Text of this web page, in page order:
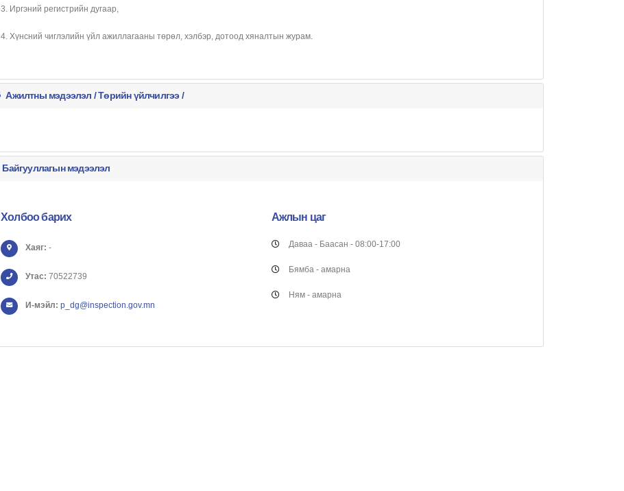
3. Иргэний регистрийн дугаар,
4. Хүнсний чиглэлийн үйл ажиллагааны төрөл, хэлбэр, дотоод хяналтын журам.
Ажилтны мэдээлэл / Төрийн үйлчилгээ /
Байгууллагын мэдээлэл
Холбоо барих
Хаяг: -
Утас: 70522739
И-мэйл: p_dg@inspection.gov.mn
Ажлын цаг
Даваа - Баасан - 08:00-17:00
Бямба - амарна
Ням - амарна